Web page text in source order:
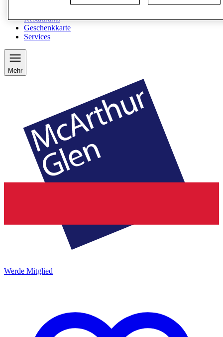
Restaurants
Geschenkkarte
Services
Mehr
Werde Mitglied